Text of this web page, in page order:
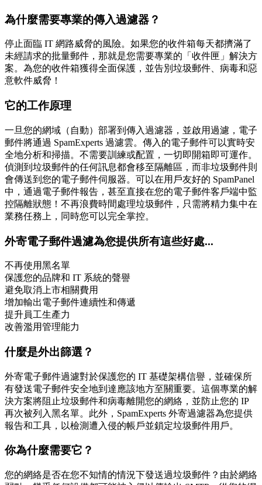
為什麼需要專業的傳入過濾器？
停止面臨 IT 網路威脅的風險。如果您的收件箱每天都擠滿了
未經請求的批量郵件，那就是您需要專業的「收件匣」解決方
案。為您的收件箱獲得全面保護，並告別垃圾郵件、病毒和惡
意軟件威脅！
它的工作原理
一旦您的網域（自動）部署到傳入過濾器，並啟用過濾，電子
郵件將通過 SpamExperts 過濾雲。傳入的電子郵件可以實時安
全地分析和掃描。不需要訓練或配置，一切即開箱即可運作。
偵測到垃圾郵件的任何訊息都會移至隔離區，而非垃圾郵件則
會傳送到您的電子郵件伺服器。可以在用戶友好的 SpamPanel
中，通過電子郵件報告，甚至直接在您的電子郵件客戶端中監
控隔離狀態！不再浪費時間處理垃圾郵件，只需將精力集中在
業務任務上，同時您可以完全掌控。
外寄電子郵件過濾為您提供所有這些好處...
不再使用黑名單
保護您的品牌和 IT 系統的聲譽
避免取消上市相關費用
增加輸出電子郵件連續性和傳遞
提升員工生產力
改善濫用管理能力
什麼是外出篩選？
外寄電子郵件過濾對於保護您的 IT 基礎架構信譽，並確保所
有發送電子郵件安全地到達應該地方至關重要。這個專業的解
決方案將阻止垃圾郵件和病毒離開您的網絡，並防止您的 IP
再次被列入黑名單。此外，SpamExperts 外寄過濾器為您提供
報告和工具，以檢測遭入侵的帳戶並鎖定垃圾郵件用戶。
你為什麼需要它？
您的網絡是否在您不知情的情況下發送過垃圾郵件？由於網絡